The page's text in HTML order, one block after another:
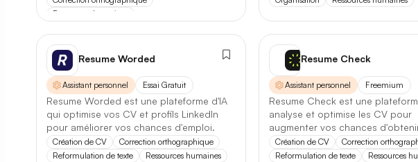
Mot de passe
Se connecter
Ressources humaines
Resume Worded
Assistant personnel Essai Gratuit
Resume Worded est une plateforme d'IA
qui optimise vos CV et profils LinkedIn
pour améliorer vos chances d'emploi.
Création de CV
Correction orthographique
Reformulation de texte
Ressources humaines
Resume Check
Assistant personnel Freemium
Resume Check est une
analyse et optimise les CV pour
augmenter vos chances
entretiens.
Création de CV
Correction
Reformulation de texte
Ressources
Développeur
Éducation
Finance
Fun
Image
Légal
Analyse de données
Assistant personnel
Architecture Budget domestique
Coaching personnel Création de CV
Gestion des e-mails Gestion des tâches
Organisation Rappels & notifications